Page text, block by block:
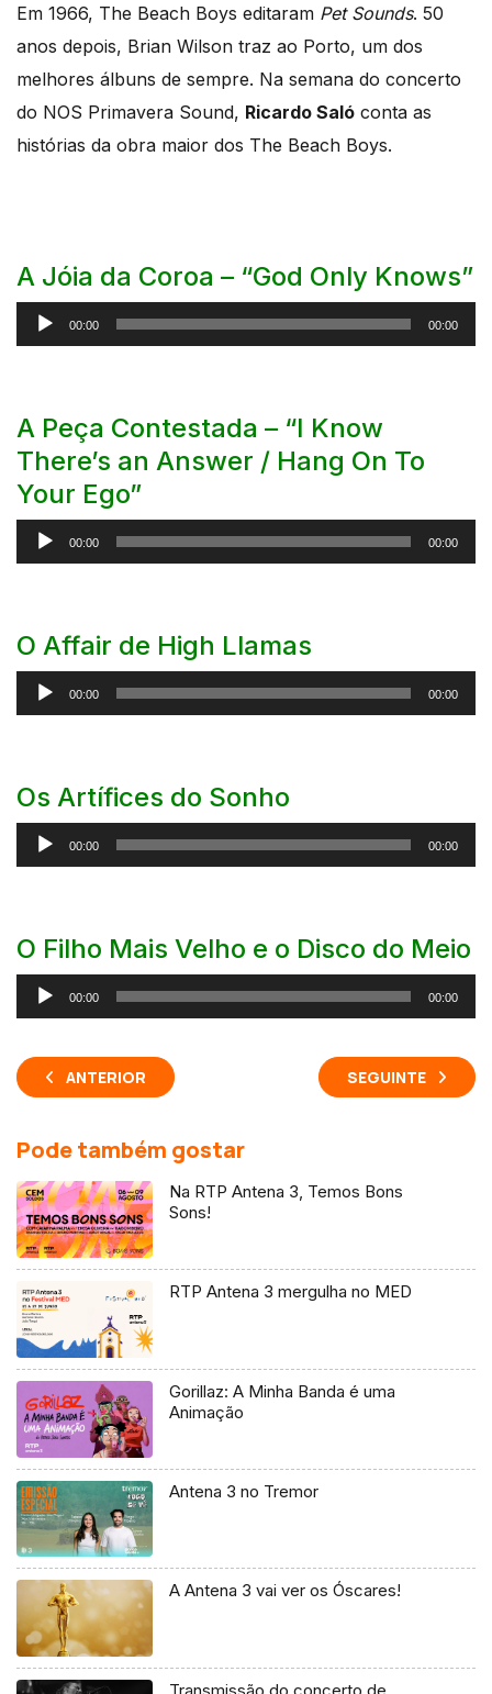
Em 1966, The Beach Boys editaram Pet Sounds. 50
anos depois, Brian Wilson traz ao Porto, um dos
melhores álbuns de sempre. Na semana do concerto
do NOS Primavera Sound, Ricardo Saló conta as
histórias da obra maior dos The Beach Boys.
A Jóia da Coroa – “God Only Knows”
Reprodutor
de
00:00 00:00
A Peça Contestada – “I Know
There’s an Answer / Hang On To
Your Ego”
Reprodutor
de
00:00 00:00
O Affair de High Llamas
Reprodutor
de
00:00 00:00
Os Artífices do Sonho
Reprodutor
de
00:00 00:00
O Filho Mais Velho e o Disco do Meio
Reprodutor
de
áudio
00:00 00:00
ANTERIOR SEGUINTE
Pode também gostar
Na RTP Antena 3, Temos Bons
Sons!
RTP Antena 3 mergulha no MED
Gorillaz: A Minha Banda é uma
Animação
Antena 3 no Tremor
A Antena 3 vai ver os Óscares!